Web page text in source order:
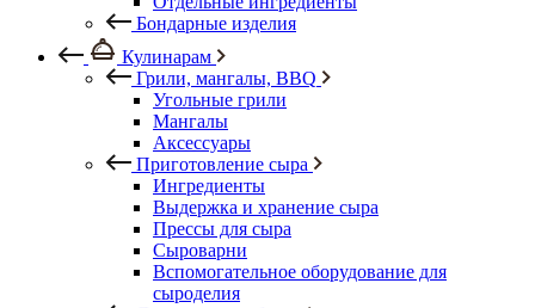
Бондарные изделия
Кулинарам
Грили, мангалы, BBQ
Угольные грили
Мангалы
Аксессуары
Приготовление сыра
Ингредиенты
Выдержка и хранение сыра
Прессы для сыра
Сыроварни
Вспомогательное оборудование для
сыроделия